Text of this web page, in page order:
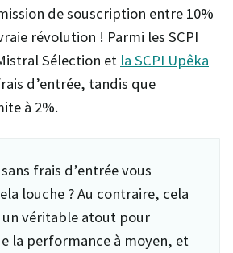
de souscription entre 10%
révolution ! Parmi les SCPI
Sélection et la SCPI Upêka
d’entrée, tandis que
à 2%.
sans frais d’entrée vous
louche ? Au contraire, cela
véritable atout pour
la performance à moyen, et